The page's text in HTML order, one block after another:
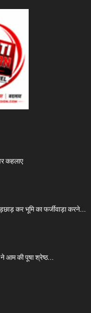
कहलाए
कर भूमि का फर्जीवाड़ा करने...
ने आम की पूषा श्रेष्ठ...